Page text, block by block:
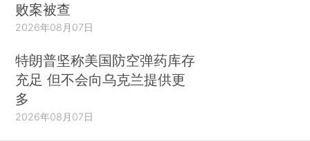
败案被查
2026年08月07日
特朗普坚称美国防空弹药库存
充足 但不会向乌克兰提供更
多
2026年08月07日